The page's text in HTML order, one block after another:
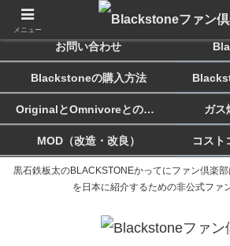
黒石鉄板太のBLACKSTONEかってにファン倶楽
を日本に紹介するための非公式ファ
ホーム
お問い合わせ
Blackstoneの購入方法
OriginalとOmnivoreとの違い ガス
MOD（改造・改良）
メニュー